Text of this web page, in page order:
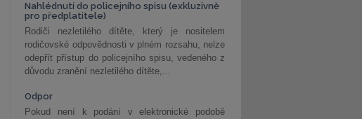
Nahlédnutí do policejního spisu (exkluzivně
pro předplatitele)
Rodiči nezletilého dítěte, který je nositelem
rodičovské odpovědnosti v plném rozsahu, nelze
odepřít přístup do policejního spisu, vedeného z
důvodu zranění nezletilého dítěte,...
Odpor
Pokud není k podání v elektronické podobě